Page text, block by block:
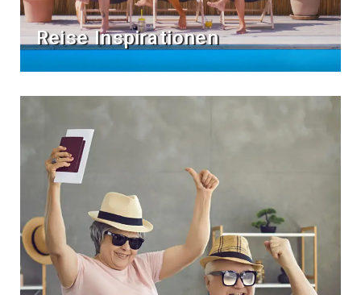
Reise Inspirationen